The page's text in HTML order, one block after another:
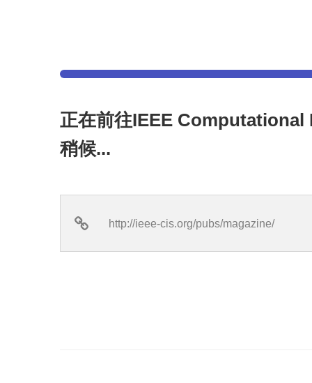
正在前往IEEE
稍候...
http://ieee-cis.org/pubs/magazine/